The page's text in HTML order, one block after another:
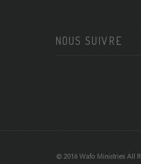
NOUS SUIVRE
© 2016 Wafo Ministries All